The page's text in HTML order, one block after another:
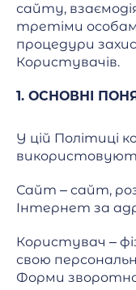
сайту,
третіми
процедури
Користувачів.
1. ОСНОВНІ
У цій Політиці
Сайт – сайт,
Інтернет за
Користувач –
свою
Форми